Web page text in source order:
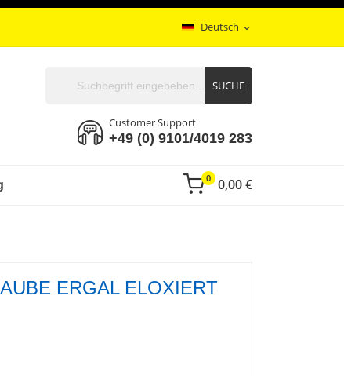
Deutsch expand_more
0,00 €
0
SUCHE
Customer Support
+49 (0) 9101/4019 283
ERGAL ELOXIERT